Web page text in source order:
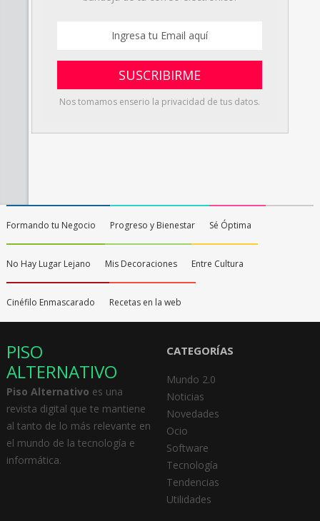
Nos tomamos enserio la privacidad de tus datos.
Formando tu Negocio Progreso y Bienestar Sé Óptima
No Hay Lugar Lejano Mis Decoraciones Entre Cultura
Cinéfilo Enmascarado Recetas en la web
PISO
ALTERNATIVO
Piso Alternativo es una
revista digital que te mantiene
al tanto de lo más relevante en
el mundo de la tecnología e
informática.
CATEGORÍAS
Mundo 2.0
Noticias
Novedades
Ocio
Software
Tecnología
Tendencias
Utilidades